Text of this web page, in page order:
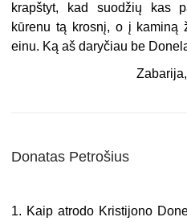
krapštyt, kad suodžių kas
kūrenu tą krosnį, o į kaminą
einu. Ką aš daryčiau be
Donatas Petrošius
1. Kaip atrodo Kristijono